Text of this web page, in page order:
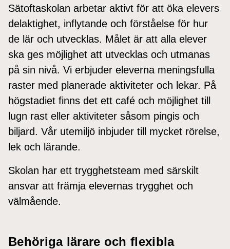
Sätoftaskolan arbetar aktivt för att öka elevers
delaktighet, inflytande och förståelse för hur
de lär och utvecklas. Målet är att alla elever
ska ges möjlighet att utvecklas och utmanas
på sin nivå. Vi erbjuder eleverna meningsfulla
raster med planerade aktiviteter och lekar. På
högstadiet finns det ett café och möjlighet till
lugn rast eller aktiviteter såsom pingis och
biljard. Vår utemiljö inbjuder till mycket rörelse,
lek och lärande.
Skolan har ett trygghetsteam med särskilt
ansvar att främja elevernas trygghet och
välmående.
Behöriga lärare och flexibla